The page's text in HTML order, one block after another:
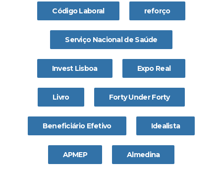
Código Laboral reforço
Serviço Nacional de Saúde
Invest Lisboa Expo Real
Livro Forty Under Forty
Beneficiário Efetivo Idealista
APMEP Almedina